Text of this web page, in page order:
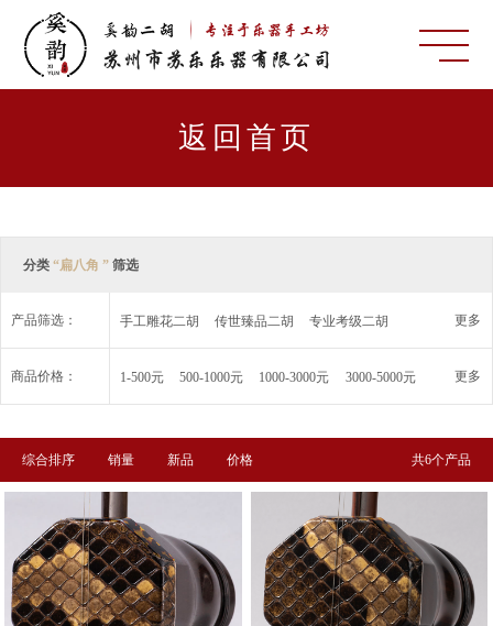
返回首页
分类 “扁八角 ” 筛选
产品筛选： 手工雕花二胡 传世臻品二胡 专业考级二胡 更多
商品价格： 1-500元 500-1000元 1000-3000元 3000-5000元 更多
综合排序 销量 新品 价格 共6个产品